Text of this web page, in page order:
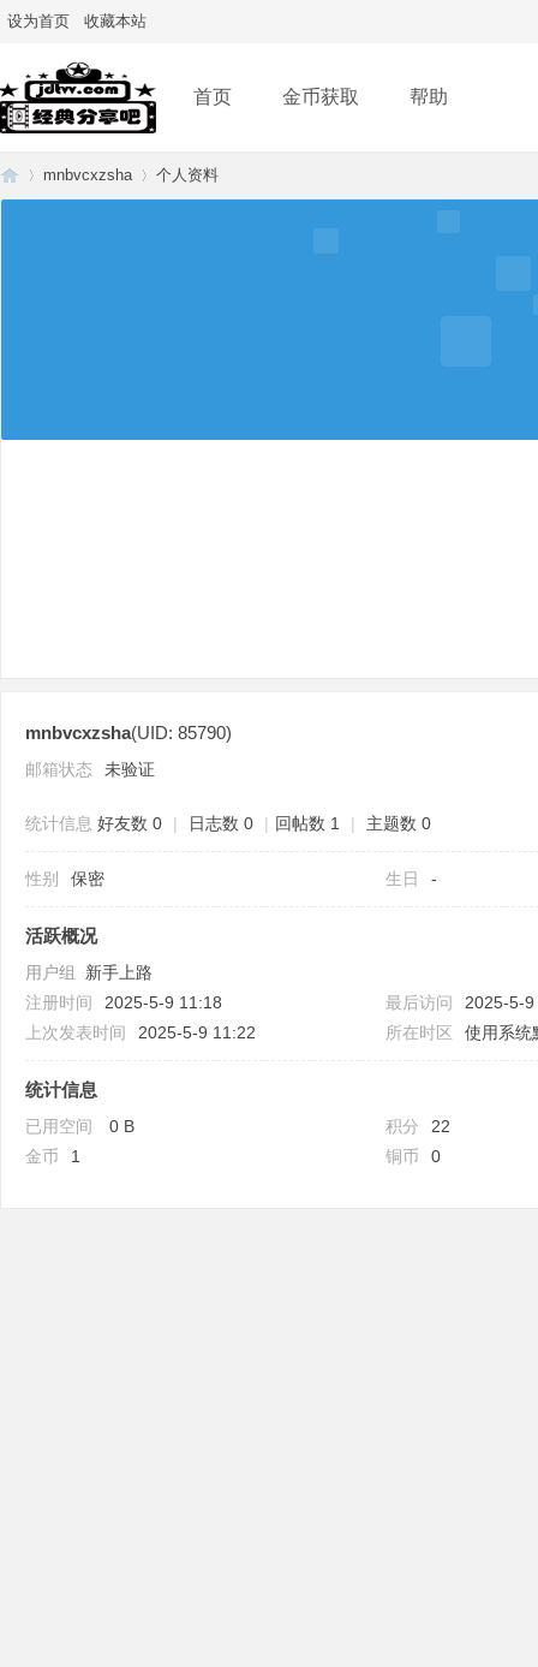
设为首页 收藏本站
首页 金币获取 帮助
mnbvcxzsha 个人资料
mnbvcxzsha(UID: 85790)
邮箱状态 未验证
统计信息 好友数 0 | 日志数 0 | 回帖数 1 | 主题数 0
性别 保密 生日 -
活跃概况
用户组 新手上路
注册时间
2025-5-9 11:18 最后访问
2025-5-
上次发表时间
2025-5-9 11:22 所在时区 使用系统
统计信息
已用空间 0 B 积分
22
金币
1 铜币 0